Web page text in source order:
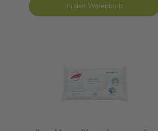
In den Warenkorb